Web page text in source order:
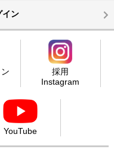
イン
採用
Instagram
YouTube